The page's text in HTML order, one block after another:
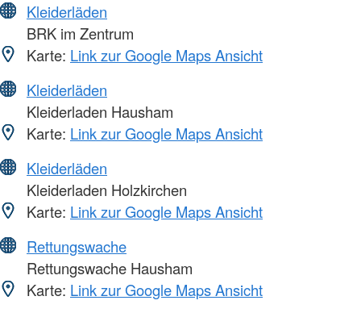
Kleiderläden
BRK im Zentrum
Karte: Link zur Google Maps Ansicht
Kleiderläden
Kleiderladen Hausham
Karte: Link zur Google Maps Ansicht
Kleiderläden
Kleiderladen Holzkirchen
Karte: Link zur Google Maps Ansicht
Rettungswache
Rettungswache Hausham
Karte: Link zur Google Maps Ansicht